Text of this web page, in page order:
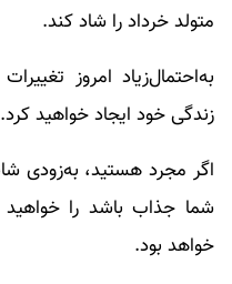
متولد خرداد را شاد کند.
به‌احتمال‌زیاد امروز
زندگی خود ایجاد خواهید کرد.
اگر مجرد هستید، به‌زودی
شما جذاب باشد را
خواهد بود.